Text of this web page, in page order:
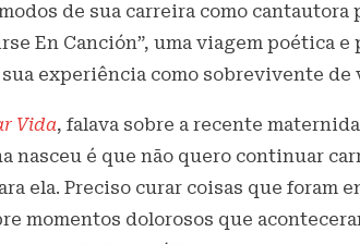
de sua carreira como
En Canción”, uma viagem poética
experiência como sobrevivente de
Vida, falava sobre a recente
nasceu é que não quero continuar
ela. Preciso curar coisas que foram
momentos dolorosos que